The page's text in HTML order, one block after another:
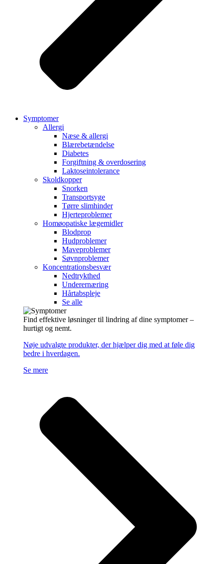
Symptomer
Allergi
Næse & allergi
Blærebetændelse
Diabetes
Forgiftning & overdosering
Laktoseintolerance
Skoldkopper
Snorken
Transportsyge
Tørre slimhinder
Hjerteproblemer
Homøopatiske lægemidler
Blodprop
Hudproblemer
Maveproblemer
Søvnproblemer
Koncentrationsbesvær
Nedtrykthed
Underernæring
Hårtabspleje
Se alle
Find effektive løsninger til lindring af dine symptomer –
hurtigt og nemt.
Nøje udvalgte produkter, der hjælper dig med at føle dig
bedre i hverdagen.
Se mere